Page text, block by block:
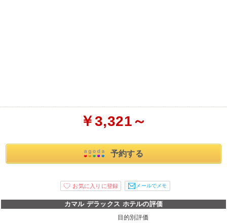
￥3,321～
予約する
メールでメモ
カマル デラックス ホテルの評価
目的別評価